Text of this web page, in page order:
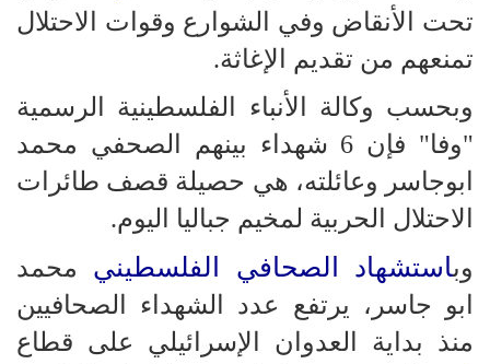
تحت الأنقاض وفي الشوارع وقوات الاحتلال
تمنعهم من تقديم الإغاثة.
وبحسب وكالة الأنباء الفلسطينية الرسمية
"وفا" فإن 6 شهداء بينهم الصحفي محمد
ابوجاسر وعائلته، هي حصيلة قصف طائرات
الاحتلال الحربية لمخيم جباليا اليوم.
وباستشهاد الصحافي الفلسطيني محمد
ابو جاسر، يرتفع عدد الشهداء الصحافيين
منذ بداية العدوان الإسرائيلي على قطاع